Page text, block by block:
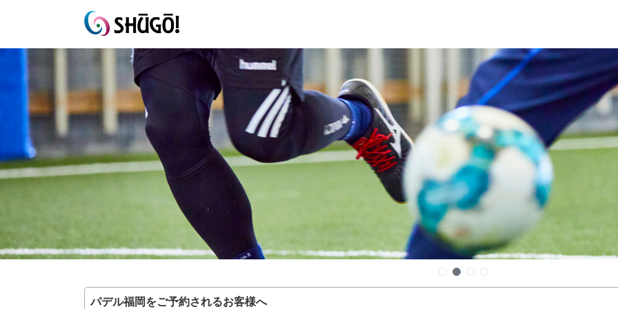
パデル福岡をご予約されるお客様へ